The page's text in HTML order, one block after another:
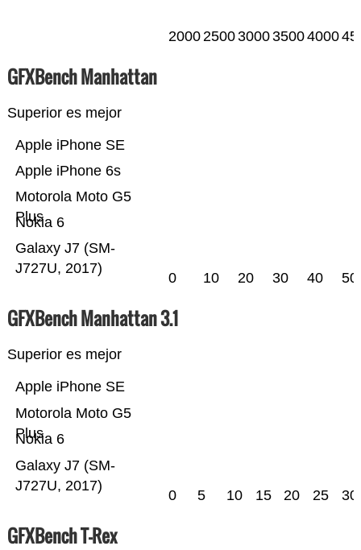
20002500300035004000
GFXBench Manhattan
Superior es mejor
Galaxy J7 (SM-
J727U, 2017)
Nokia 6
Motorola Moto G5
Plus
Apple iPhone 6s
Apple iPhone SE
0 10 20 30 40 50
GFXBench Manhattan 3.1
Superior es mejor
Galaxy J7 (SM-
J727U, 2017)
Nokia 6
Motorola Moto G5
Plus
Apple iPhone SE
0 5 10 15 20 25 30
GFXBench T-Rex